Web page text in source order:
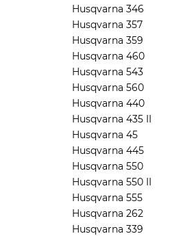
Husqvarna 346
Husqvarna 357
Husqvarna 359
Husqvarna 460
Husqvarna 543
Husqvarna 560
Husqvarna 440
Husqvarna 435 II
Husqvarna 45
Husqvarna 445
Husqvarna 550
Husqvarna 550 II
Husqvarna 555
Husqvarna 262
Husqvarna 339